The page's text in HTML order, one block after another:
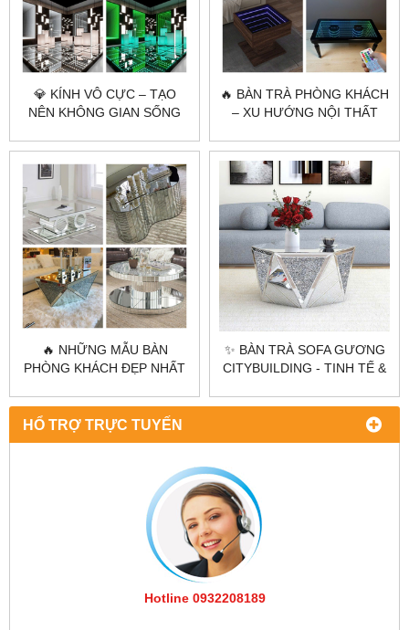
HỔ TRỢ TRỰC TUYẾN
Hotline 0932208189
💎 KÍNH VÔ CỰC – TẠO
NÊN KHÔNG GIAN SỐNG
🌟
🔥 BÀN TRÀ PHÒNG KHÁCH
– XU HƯỚNG NỘI THẤT
🔥 NHỮNG MẪU BÀN
PHÒNG KHÁCH ĐẸP NHẤT
✨ BÀN TRÀ SOFA GƯƠNG
CITYBUILDING - TINH TẾ &